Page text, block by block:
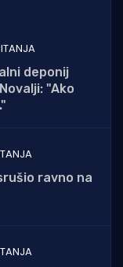
deponij
"Ako
ravno na